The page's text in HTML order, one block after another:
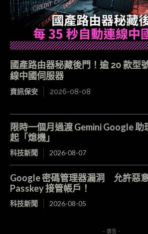
國產路由器秘藏後門！逾 20 款型
線中國伺服器
資訊保安 2026-08-08
限時一個月過渡 Gemini Google 助
起「熄機」
科技新聞 2026-08-07
Google 密碼管理器漏洞 允許惡
Passkey 接管帳戶！
科技新聞 2026-08-05
- 廣告 -